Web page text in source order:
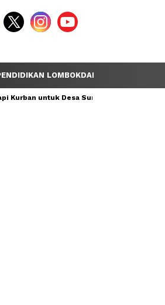
LOMBOKDAILY
Kurban untuk Desa Sumber Mata Air